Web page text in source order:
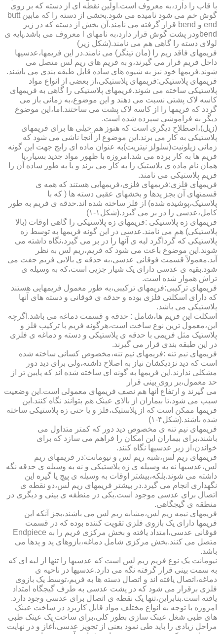
با قاب را دارد،به معروف است.اولین نقطه ای از دسته که بر روی
گوش خم می شود نامیده می شود.بخشی از دسته را که مابین butt
end و bend قرار گرفته می نامند.آن بخش از دسته که در زیر
bendودر پشت گوش قرار دارد،به نامهای l معروف می باشد.پایه ی
لولای دسته را گاهی هم می نامند.(شکل زیر)
فریمهای فاقد ریم را (مان تینگز) می نامند.در این فریمها،عدسیها
داخل فریم قرار می گیرند،و به فریم های ریم لس متصل می
شوند.فریمها خود نیز به شیوه های ساده قابل طبقه بندی می باشند.
فریمهای پلاستیکی:فریمهای پلاستیکی،از بعضی از انواع مواد
پلاستیکی ساخته می شوند.فریمهای پلاستیکی را گاهی به فریمهای
کاسه لاک پشتی نسبت می دهند و این موضوع،به زمانی باز می
گردد که فریمها را از کاسه لاک پشت می ساختند.اما،این موضوع
دیگر به فراموشی سپرده شده است.
(زیل)،اصطلاح دیگری است که هنوز هم خیلی ها برای فریمهای
پلاستیکی به کار می برند.این موضوع از آنجا ناشی می شود که
زمانی زیلونیت(سلولز نیتریت)به عنوان ماده ای رایج جهت این گونه
فریم ها به کار برده می شد.امروزه با ظهور مواد جدید بسیار،یا
همان نام ماده ی پلاستیک را به کار می برند و یا به طور ساده آن را
فریم پلاستیکی می نامند.
فریمهای فلزی:فریمهای فلزی،فریمهایی هستند که همه ی
قسمتهای آن بجز پدها و بخشهای عقبی دسته ها ( که با
پلاستیک،پوشیده شده) از فلز ساخته شده اند.حدقه ی فریم به طور
کامل،عدسی را در بر می گیرد.(شکل۱-۱)
فریمهای زه پلاستیکی :فریمهای زه پلاستیکی را گاهی اوقات (بالا
پلاستیکی) هم می نامند.عدسی در این گونه فریمها به توسط زه
پلاستیکی که گرداگرد لبه ی آنها را در بر می گیرد،نگاه داشته می
شوند.این موضوع باعث می شود که فریم،ریم لس به نظر
آید.معمولاً قسمت فوقانی عدسی،به حدقه ی بالایی فریم جفت می
شود.بقیه ی عدسی دارای یک شیار جزیی است،که به وسیله ی
تراش هموار شده است.
فریمهای ترکیبی:فریمهای ترکیبی،به طور معمول فریمهایی هستند
که دارای اسکلتی فلزی بوده و حدقه ی فوقانی و دسته های آنها
پلاستیکی می باشد.
اسکلت این فریم ها،شامل : حدقه و قسمت دماغه می باشد.اگرچه
این،معمول ترین نوع ساخت است،هرگونه فریم با ترکیب فلز و
پلاستیک مثل فریمی با حدقه ی پلاستیکی و دسته و دماغه ی فلزی
در این طبقه بندی قرار می گیرند.
فریمهای نیم تنه :فریمهای نیم تنه،مخصوص کسانی ساخته شده
است که دید نزدیکشان نیاز به اصلاح داشته،ولی برای دید دور
مشکلی ندارند.این فریمها به گونه ای ساخته شده اند که پایین تر از
حد معمول،بر روی بینی قرار
می گیرند و ارتفاع آنها هم نصف فریمهای معمولی است.این وضعیت
سبب می شود،تا بیماران از بالای عینک هم بتوانند نگاه کنند.این
فریمها ممکن است که از پلاستیک،فلز و یا حتی زه پلاستیکی ساخته
شده باشند.(شکل۴-۱)
فریمهای نیم تنه ی مخصوص دید دور که کمتر متداول می
باشند،برای بیماران این امکان را فراهم می سازد که برای
خواندن،از زیر عدسیها نگاه کنند.
فریمهای ریم لس،شبه ریم لس و نیومانت:در فریمهای ریم
لس،عدسیها نه به وسیله ی زه پلاستیکی و نه به وسیله ی حدقه نگه
داشته می شوند.بلکه،بیشتر اوقات به وسیله ی پیچ یا گیره این
نگهداری انجام می گیرد.در بیشتر فریمهای ریم لس،دو نقطه ی
اتصال برای عدسی موجود است.یکی در منطقه ی بینی و دیگری در
منطقه ی گیجگاهی.
فریمهای نیمه ریم لس،مشابه ریم لس می باشند،بجز آنکه این
فریمها دارای یک بازوی فلزی تقویت کننده بوده که در قسمت
فوقانی عدسی،امتداد یافته و بخش مرکزی فریم را به Endpiece
متصل می کنند.بخش مرکزی شامل دماغه،بازوهای پد و پدها می
باشد.
نیومانت یک نوع فریم ریم لس است که عدسیها را تنها از لبه ای که
به سمت بینی قرار گرفته نگه می دارد.عدسیها در ناحیه ی
دماغه،اتصال یافته اند و اتصال دسته ها به فریم،توسط یک بازوی
فلزی برقرار می شود که در پشت عدسی به طرف گیجگاه امتداد
یافته است.بنابراین،تنها یک نقطه ی اتصال برای عدسی وجود دارد.
امروزه با توجه به انواع مختلف مواد قابل کاربرد در ساخت عینک
های طبی شغل عینک سازی بطور کلی،برای ساخت یک عینک طبی
مراحل زیادی را باید طی نمود یعنی از تجویز عدسی،آغاز و در نهایت